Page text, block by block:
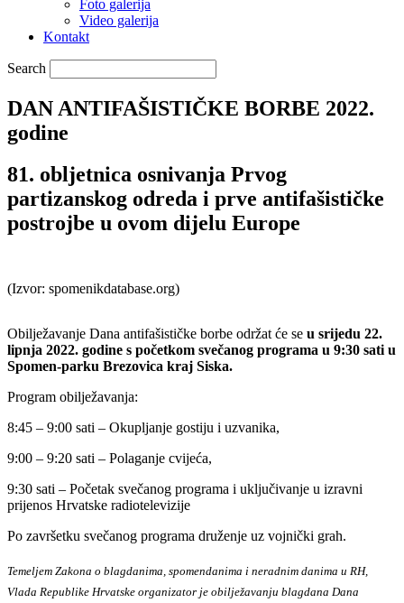
Foto galerija
Video galerija
Kontakt
Search
DAN ANTIFAŠISTIČKE BORBE 2022.
godine
81. obljetnica osnivanja Prvog
partizanskog odreda i prve antifašističke
postrojbe u ovom dijelu Europe
(Izvor: spomenikdatabase.org)
Obilježavanje Dana antifašističke borbe održat će se u srijedu 22.
lipnja 2022. godine s početkom svečanog programa u 9:30 sati u
Spomen-parku Brezovica kraj Siska.
Program obilježavanja:
8:45 – 9:00 sati – Okupljanje gostiju i uzvanika,
9:00 – 9:20 sati – Polaganje cvijeća,
9:30 sati – Početak svečanog programa i uključivanje u izravni
prijenos Hrvatske radiotelevizije
Po završetku svečanog programa druženje uz vojnički grah.
Temeljem Zakona o blagdanima, spomendanima i neradnim danima u RH,
Vlada Republike Hrvatske organizator je obilježavanju blagdana Dana